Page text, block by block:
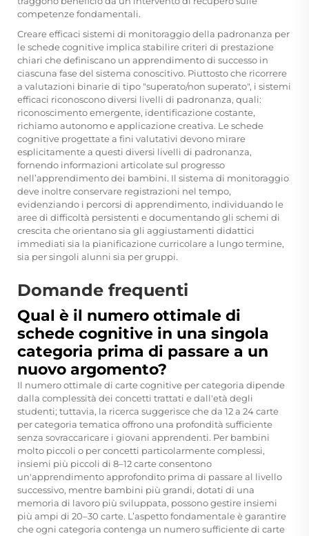
competenze fondamentali.
Creare efficaci sistemi di monitoraggio della padronanza per
le schede cognitive implica stabilire criteri di prestazione
chiari che definiscano un apprendimento di successo in
ciascuna fase del sistema conoscitivo. Piuttosto che ricorrere
a valutazioni binarie di tipo "superato/non superato", i sistemi
efficaci riconoscono diversi livelli di padronanza, quali:
riconoscimento emergente, identificazione costante,
richiamo autonomo e applicazione creativa. Le schede
cognitive progettate a fini valutativi devono mirare
esplicitamente a questi diversi livelli di padronanza,
fornendo informazioni articolate sul progresso
nell’apprendimento dei bambini. Il sistema di monitoraggio
deve inoltre conservare registrazioni nel tempo,
evidenziando i percorsi di apprendimento, individuando le
aree di difficoltà persistenti e documentando gli schemi di
crescita che orientano sia gli aggiustamenti didattici
immediati sia la pianificazione curricolare a lungo termine,
sia per singoli alunni sia per gruppi.
Domande frequenti
Qual è il numero ottimale di
schede cognitive in una singola
categoria prima di passare a un
nuovo argomento?
Il numero ottimale di carte cognitive per categoria dipende
dalla complessità dei concetti trattati e dall'età degli
studenti; tuttavia, la ricerca suggerisce che da 12 a 24 carte
per categoria tematica offrono una profondità sufficiente
senza sovraccaricare i giovani apprendenti. Per bambini
molto piccoli o per concetti particolarmente complessi,
insiemi più piccoli di 8–12 carte consentono
un'apprendimento approfondito prima di passare al livello
successivo, mentre bambini più grandi, dotati di una
memoria di lavoro più sviluppata, possono gestire insiemi
più ampi di 20–30 carte. L’aspetto fondamentale è garantire
che ogni categoria contenga un numero sufficiente di carte